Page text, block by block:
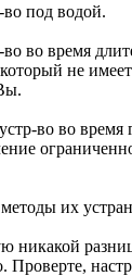
во под водой.
во во время
не
во во
их
никакой
Проверте,